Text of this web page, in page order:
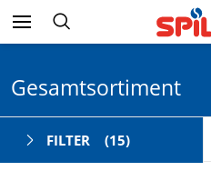
Gesamtsortiment
FILTER (15)